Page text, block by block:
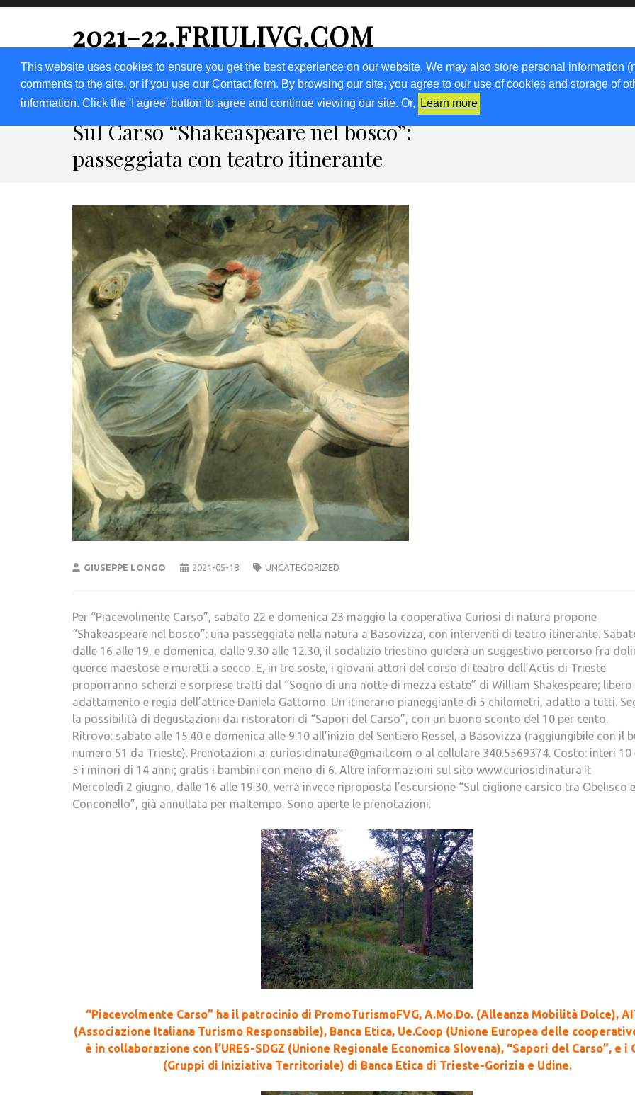
This website uses cookies to ensure you get the best experience on our website. We may also store personal information
comments to the site, or if you use our Contact form. By browsing our site, you agree to our use of cookies and storage of
information. Click the 'I agree' button to agree and continue viewing our site. Or,
Learn more
2021-22.FRIULIVG.COM
HOME 2023 2020 2019 2018 RICETTE KM0 VIGNETO FVG FRIULIVG.IT LIBRI
Sul Carso “Shakeaspeare nel bosco”:
passeggiata con teatro itinerante
GIUSEPPE LONGO 2021-05-18 UNCATEGORIZED
Per “Piacevolmente Carso”, sabato 22 e domenica 23 maggio la cooperativa Curiosi di natura propone
“Shakeaspeare nel bosco”: una passeggiata nella natura a Basovizza, con interventi di teatro itinerante.
dalle 16 alle 19, e domenica, dalle 9.30 alle 12.30, il sodalizio triestino guiderà un suggestivo percorso fra
querce maestose e muretti a secco. E, in tre soste, i giovani attori del corso di teatro dell’Actis di Trieste
proporranno scherzi e sorprese tratti dal “Sogno di una notte di mezza estate” di William Shakespeare; libero
adattamento e regia dell’attrice Daniela Gattorno. Un itinerario pianeggiante di 5 chilometri, adatto a tutti.
la possibilità di degustazioni dai ristoratori di “Sapori del Carso”, con un buono sconto del 10 per cento.
Ritrovo: sabato alle 15.40 e domenica alle 9.10 all’inizio del Sentiero Ressel, a Basovizza (raggiungibile con il
numero 51 da Trieste). Prenotazioni a: curiosidinatura@gmail.com o al cellulare 340.5569374. Costo: interi 10
5 i minori di 14 anni; gratis i bambini con meno di 6. Altre informazioni sul sito www.curiosidinatura.it
Mercoledì 2 giugno, dalle 16 alle 19.30, verrà invece riproposta l’escursione “Sul ciglione carsico tra Obelisco e
Conconello”, già annullata per maltempo. Sono aperte le prenotazioni.
“Piacevolmente Carso” ha il patrocinio di PromoTurismoFVG, A.Mo.Do. (Alleanza Mobilità Dolce),
(Associazione Italiana Turismo Responsabile), Banca Etica, Ue.Coop (Unione Europea delle
è in collaborazione con l’URES-SDGZ (Unione Regionale Economica Slovena), “Sapori del Carso”, e i
(Gruppi di Iniziativa Territoriale) di Banca Etica di Trieste-Gorizia e Udine.